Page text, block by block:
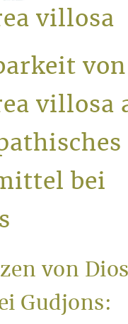
villosa
von
villosa
bei
von
Gudjons: